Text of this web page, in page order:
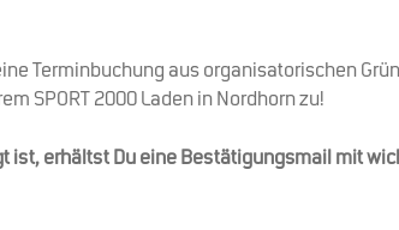
Terminbuchung aus organisatorischen
SPORT 2000 Laden in Nordhorn zu!
ist, erhältst Du eine Bestätigungsmail mit